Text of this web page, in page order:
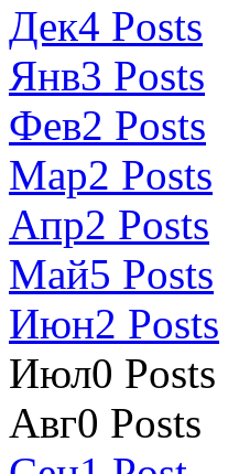
Дек4 Posts
Янв3 Posts
Фев2 Posts
Мар2 Posts
Апр2 Posts
Май5 Posts
Июн2 Posts
Июл0 Posts
Авг0 Posts